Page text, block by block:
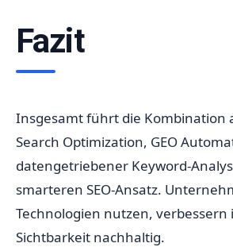
Fazit
Insgesamt führt die Kombination
Search Optimization, GEO
datengetriebener Keyword-
smarteren SEO-Ansatz.
Technologien nutzen, verbessern
Sichtbarkeit nachhaltig.